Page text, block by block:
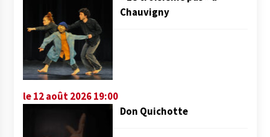
Chauvigny
le 12 août 2026 19:00
Don Quichotte